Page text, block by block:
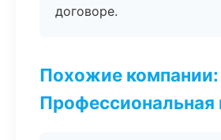
договоре.
Похожие компании:
Профессиональная